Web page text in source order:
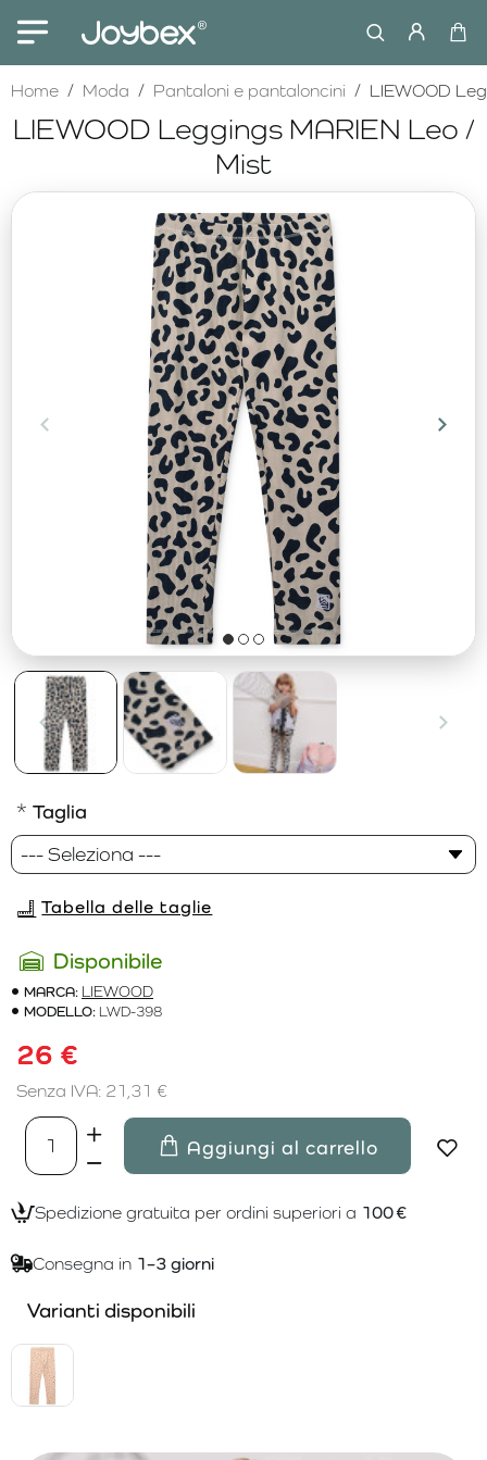
LIEWOOD Leggings MARIEN Leo /
Mist
HomehomeModa Pantaloni e pantaloncini LIEWOOD
Disponibile
MARCA: LIEWOOD
MODELLO: LWD-398
26 €
Senza IVA: 21,31 €
Taglia
Aggiungi al carrello
Tabella delle taglie
Spedizione gratuita per ordini superiori a 100 €
Consegna in 1–3 giorni
Varianti disponibili